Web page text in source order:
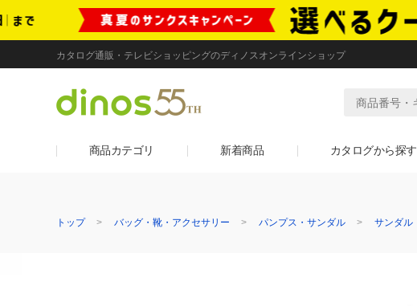
カタログ通販・テレビショッピングのディノスオンラインショップ
商品カテゴリ 新着商品 カタログから探す
トップ バッグ・靴・アクセサリー パンプス・サンダル サンダル